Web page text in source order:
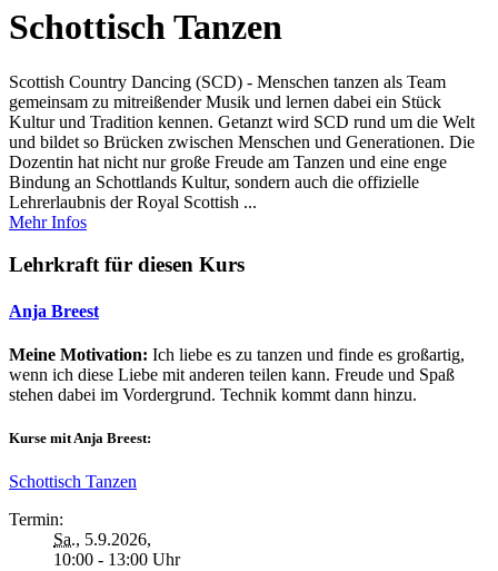
Schottisch Tanzen
Scottish Country Dancing (SCD) - Menschen tanzen als Team
gemeinsam zu mitreißender Musik und lernen dabei ein Stück
Kultur und Tradition kennen. Getanzt wird SCD rund um die Welt
und bildet so Brücken zwischen Menschen und Generationen. Die
Dozentin hat nicht nur große Freude am Tanzen und eine enge
Bindung an Schottlands Kultur, sondern auch die offizielle
Lehrerlaubnis der Royal Scottish ...
Mehr Infos
Lehrkraft für diesen Kurs
Anja Breest
Meine Motivation: Ich liebe es zu tanzen und finde es großartig,
wenn ich diese Liebe mit anderen teilen kann. Freude und Spaß
stehen dabei im Vordergrund. Technik kommt dann hinzu.
Kurse mit Anja Breest:
Schottisch Tanzen
Termin:
Sa., 5.9.2026,
10:00 - 13:00 Uhr